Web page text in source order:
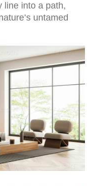
line into a path,
untamed